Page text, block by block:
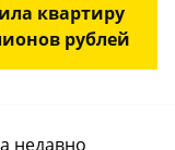
квартиру
рублей
недавно